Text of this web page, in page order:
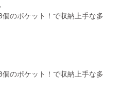
のポケット！で収納上手な多
のポケット！で収納上手な多